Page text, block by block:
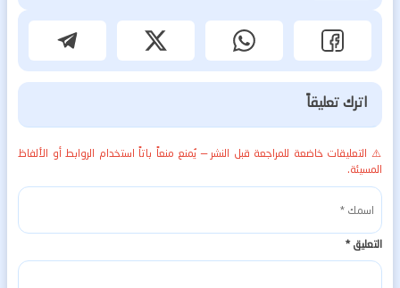
اترك تعليقاً
⚠️ التعليقات خاضعة للمراجعة قبل النشر — يُمنع منعاً باتاً استخدام الروابط أو الألفاظ
المسيئة.
التعليق*